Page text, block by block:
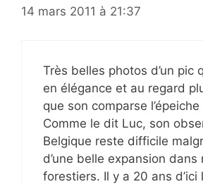
14 mars 2011 à 21:37
Très belles photos d’un pic
en élégance et au regard
que son comparse l’épeiche
Comme le dit Luc, son
Belgique reste difficile
d’une belle expansion dans
forestiers. Il y a 20 ans d’ici